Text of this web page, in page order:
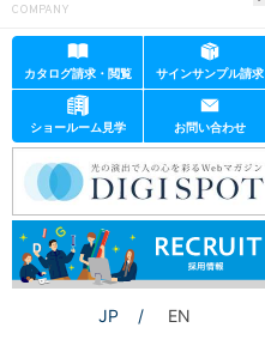
COMPANY
カタログ請求・閲覧 サインサンプル請求
ショールーム見学 お問い合わせ
JP EN